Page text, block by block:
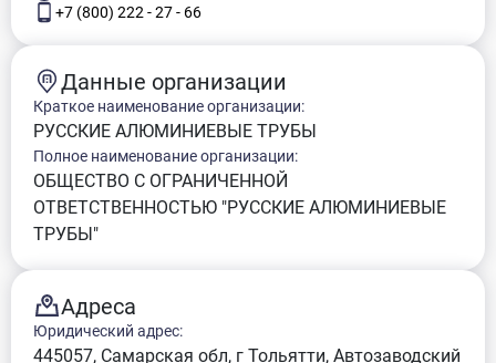
+7 (800) 222 - 27 - 66
Данные организации
Краткое наименование организации:
РУССКИЕ АЛЮМИНИЕВЫЕ ТРУБЫ
Полное наименование организации:
ОБЩЕСТВО С ОГРАНИЧЕННОЙ
ОТВЕТСТВЕННОСТЬЮ "РУССКИЕ АЛЮМИНИЕВЫЕ
ТРУБЫ"
Адреса
Юридический адрес:
445057, Самарская обл, г Тольятти, Автозаводский